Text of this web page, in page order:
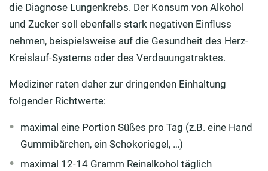
die Diagnose Lungenkrebs. Der Konsum von Alkohol
und Zucker soll ebenfalls stark negativen Einfluss
nehmen, beispielsweise auf die Gesundheit des Herz-
Kreislauf-Systems oder des Verdauungstraktes.
Mediziner raten daher zur dringenden Einhaltung
folgender Richtwerte:
maximal eine Portion Süßes pro Tag (z.B. eine Hand
Gummibärchen, ein Schokoriegel, …)
maximal 12-14 Gramm Reinalkohol täglich